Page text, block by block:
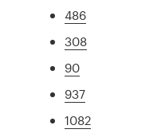
486
308
90
937
1082